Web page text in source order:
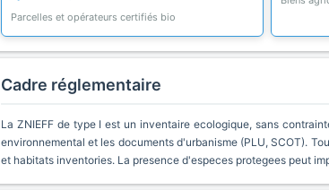
Parcelles et opérateurs certifiés bio
Cadre réglementaire
La ZNIEFF de type I est un inventaire ecologique, sans
environnemental et les documents d'urbanisme (PLU, SCOT).
et habitats inventories. La presence d'especes protegees peut